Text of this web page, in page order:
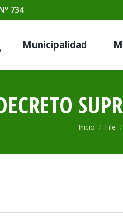
734
Municipalidad
Estás aquí:
Inicio File